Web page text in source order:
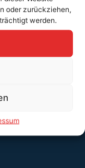
oder zurückziehen,
werden.